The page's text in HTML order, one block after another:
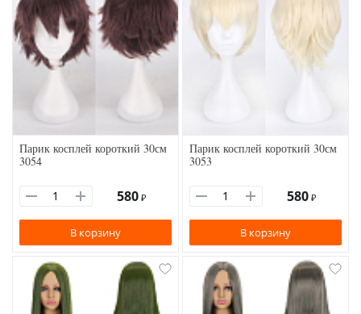
Парик косплей короткий 30см
3054
580 ₽
В корзину
Парик косплей короткий 30см
3053
580 ₽
В корзину